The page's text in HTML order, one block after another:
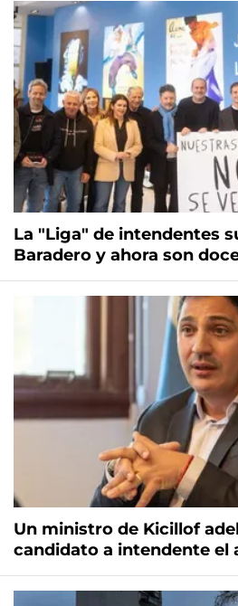
La "Liga" de intendentes
Baradero y ahora son
Un ministro de Kicillof
candidato a intendente el